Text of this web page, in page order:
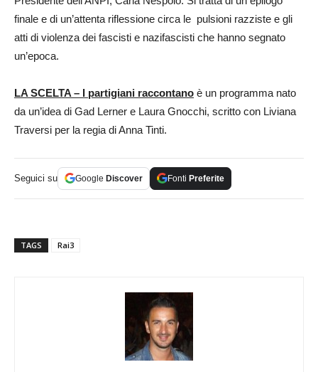
finale e di un’attenta riflessione circa le pulsioni razziste e gli
atti di violenza dei fascisti e nazifascisti che hanno segnato
un’epoca.
LA SCELTA – I partigiani raccontano è un programma nato
da un’idea di Gad Lerner e Laura Gnocchi, scritto con Liviana
Traversi per la regia di Anna Tinti.
Seguici su Google Discover Fonti Preferite
TAGS Rai3